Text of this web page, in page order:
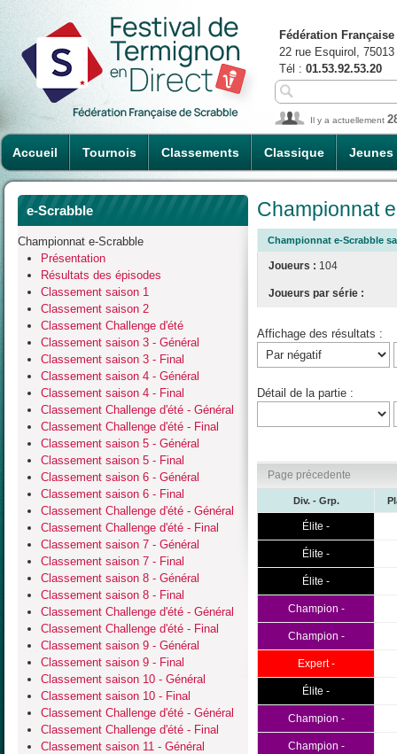
Accueil Tournois Classements Classique Jeunes
Fédération
22 rue Esquirol,
Tél : 01.53.92.53.20
Il y a actuellement
e-Scrabble
Championnat e-Scrabble
Présentation
Résultats des épisodes
Classement saison 1
Classement saison 2
Classement Challenge d'été
Classement saison 3 - Général
Classement saison 3 - Final
Classement saison 4 - Général
Classement saison 4 - Final
Classement Challenge d'été - Général
Classement Challenge d'été - Final
Classement saison 5 - Général
Classement saison 5 - Final
Classement saison 6 - Général
Classement saison 6 - Final
Classement Challenge d'été - Général
Classement Challenge d'été - Final
Classement saison 7 - Général
Classement saison 7 - Final
Classement saison 8 - Général
Classement saison 8 - Final
Classement Challenge d'été - Général
Classement Challenge d'été - Final
Classement saison 9 - Général
Classement saison 9 - Final
Classement saison 10 - Général
Classement saison 10 - Final
Classement Challenge d'été - Général
Classement Challenge d'été - Final
Classement saison 11 - Général
Championnat
Championnat e-Scrabble
Joueurs : 104
Joueurs par série :
Affichage des résultats :
Détail de la partie :
Page précedente
Div. - Grp.
Élite -
Élite -
Élite -
Champion -
Champion -
Expert -
Élite -
Champion -
Champion -